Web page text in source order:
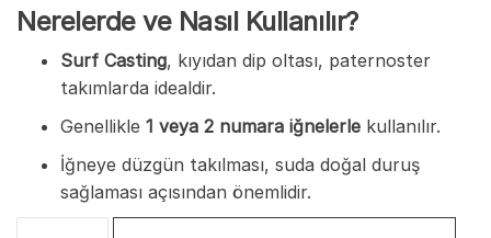
Nerelerde ve Nasıl Kullanılır?
Surf Casting, kıyıdan dip oltası, paternoster
takımlarda idealdir.
Genellikle 1 veya 2 numara iğnelerle kullanılır.
İğneye düzgün takılması, suda doğal duruş
sağlaması açısından önemlidir.